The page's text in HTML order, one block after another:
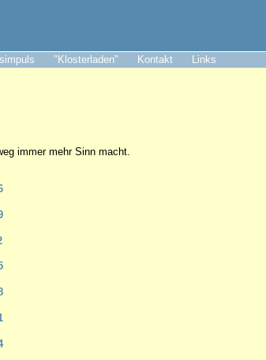
"Klosterladen" Kontakt Links
immer mehr Sinn macht.